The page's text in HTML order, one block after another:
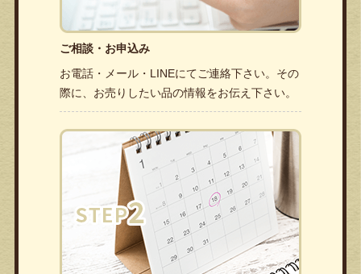
ご相談・お申込み
お電話・メール・LINEにてご連絡下さい。その
際に、お売りしたい品の情報をお伝え下さい。